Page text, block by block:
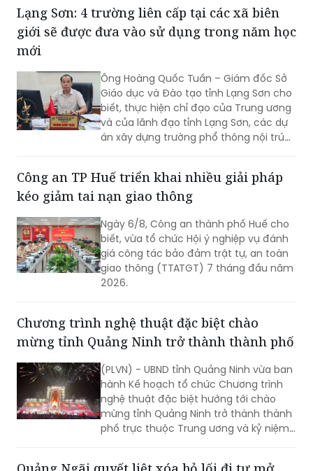
mới
Ông Hoàng Quốc Tuấn – Giám đốc Sở
biết, thực hiện chỉ đạo của Trung ương
và của lãnh đạo tỉnh Lạng Sơn, các dự
án xây dựng trường phổ thông nội trú
liên cấp tiểu học và trung học cơ sở tại
các xã biên giới Lạng Sơn sẽ tiếp tục
được đẩy nhanh tiến độ, hoàn thành
vào sử dụng trong năm học 2026-
Công an TP Huế triển khai nhiều giải pháp
Ngày 6/8, Công an thành phố Huế cho
biết, vừa tổ chức Hội ý nghiệp vụ đánh
giá công tác bảo đảm trật tự, an toàn
giao thông (TTATGT) 7 tháng đầu năm
2026.
Chương trình nghệ thuật đặc biệt chào
(PLVN) - UBND tỉnh Quảng Ninh vừa ban
hành Kế hoạch tổ chức Chương trình
nghệ thuật đặc biệt hướng tới chào
mừng tỉnh Quảng Ninh trở thành thành
phố trực thuộc Trung ương và kỷ niệm
81 năm Ngày Cách mạng Tháng Tám
thành công (19/8/1945 - 19/8/2026),
Quốc khánh nước Cộng hòa xã hội chủ
Quảng Ngãi quyết liệt xóa bỏ lối đi tự mở